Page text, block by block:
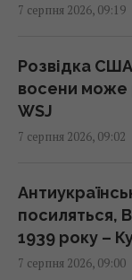
показує
09:00 п'ятниця, 07
Що можна
експертів
08:59 п'ятниця, 07
Негода
7 серпня 2026, 09:19
Розвідка
восени може
WSJ
7 серпня 2026, 09:02
посиляться,
1939 року –
7 серпня 2026, 09:00